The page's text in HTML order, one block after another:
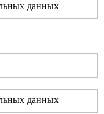
данных
данных